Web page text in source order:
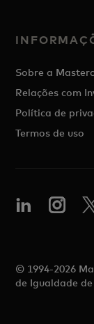
Sobre a
Relações com
Política de
Termos de uso
© 1994-2026
de Igualdade